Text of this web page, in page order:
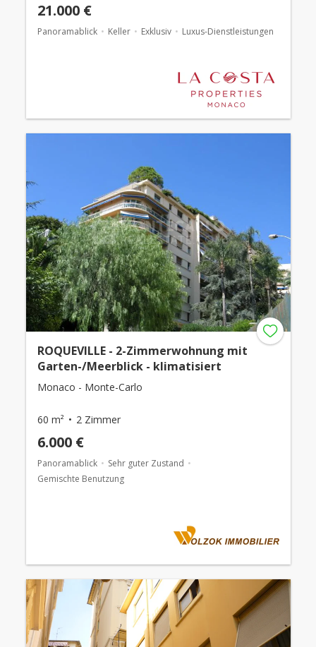
21.000 €
Panoramablick Keller Exklusiv Luxus-Dienstleistungen
ROQUEVILLE - 2-Zimmerwohnung mit
Garten-/Meerblick - klimatisiert
Monaco - Monte-Carlo
60 m² 2 Zimmer
6.000 €
Panoramablick
Sehr guter Zustand
Gemischte Benutzung